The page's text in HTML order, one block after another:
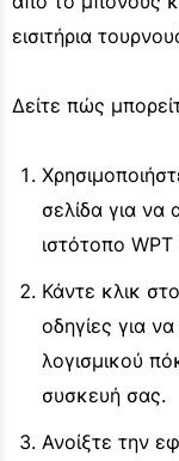
εισιτήρια
Δείτε πώς
σελίδα για
ιστότοπο
Κάντε κλικ
οδηγίες για
λογισμικού
συσκευή σας.
Ανοίξτε την